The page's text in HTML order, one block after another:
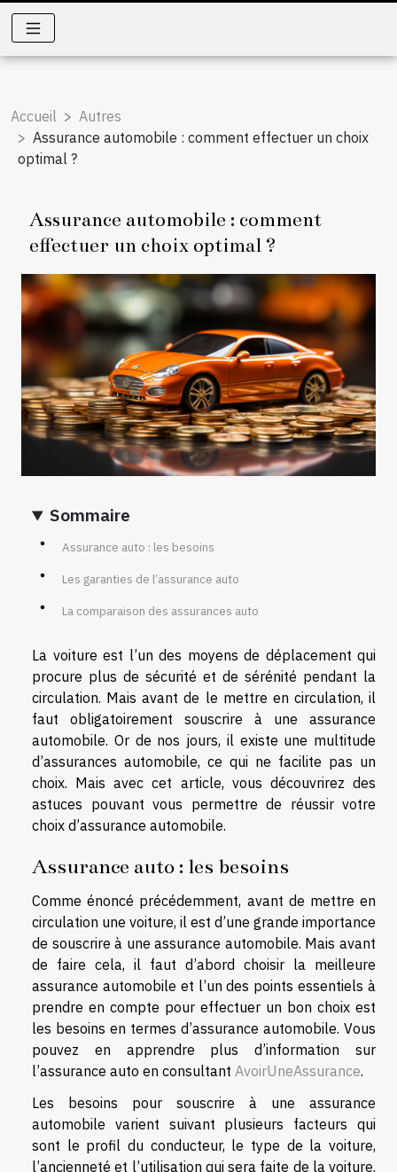
Accueil
Autres
Assurance automobile : comment effectuer un choix
optimal ?
Assurance automobile : comment
effectuer un choix optimal ?
Sommaire
Assurance auto : les besoins
Les garanties de l’assurance auto
La comparaison des assurances auto
La voiture est l’un des moyens de déplacement qui
procure plus de sécurité et de sérénité pendant la
circulation. Mais avant de le mettre en circulation, il
faut obligatoirement souscrire à une assurance
automobile. Or de nos jours, il existe une multitude
d’assurances automobile, ce qui ne facilite pas un
choix. Mais avec cet article, vous découvrirez des
astuces pouvant vous permettre de réussir votre
choix d’assurance automobile.
Assurance auto : les besoins
Comme énoncé précédemment, avant de mettre en
circulation une voiture, il est d’une grande importance
de souscrire à une assurance automobile. Mais avant
de faire cela, il faut d’abord choisir la meilleure
assurance automobile et l’un des points essentiels à
prendre en compte pour effectuer un bon choix est
les besoins en termes d’assurance automobile. Vous
pouvez en apprendre plus d’information sur
l’assurance auto en consultant AvoirUneAssurance.
Les besoins pour souscrire à une assurance
automobile varient suivant plusieurs facteurs qui
sont le profil du conducteur, le type de la voiture,
l’ancienneté et l’utilisation qui sera faite de la voiture.